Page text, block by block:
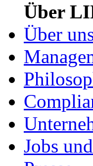
Über
Über
Jobs